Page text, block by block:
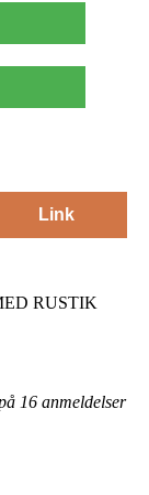
Link
RUSTIK
16 anmeldelser